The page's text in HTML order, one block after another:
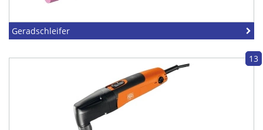
Geradschleifer
13